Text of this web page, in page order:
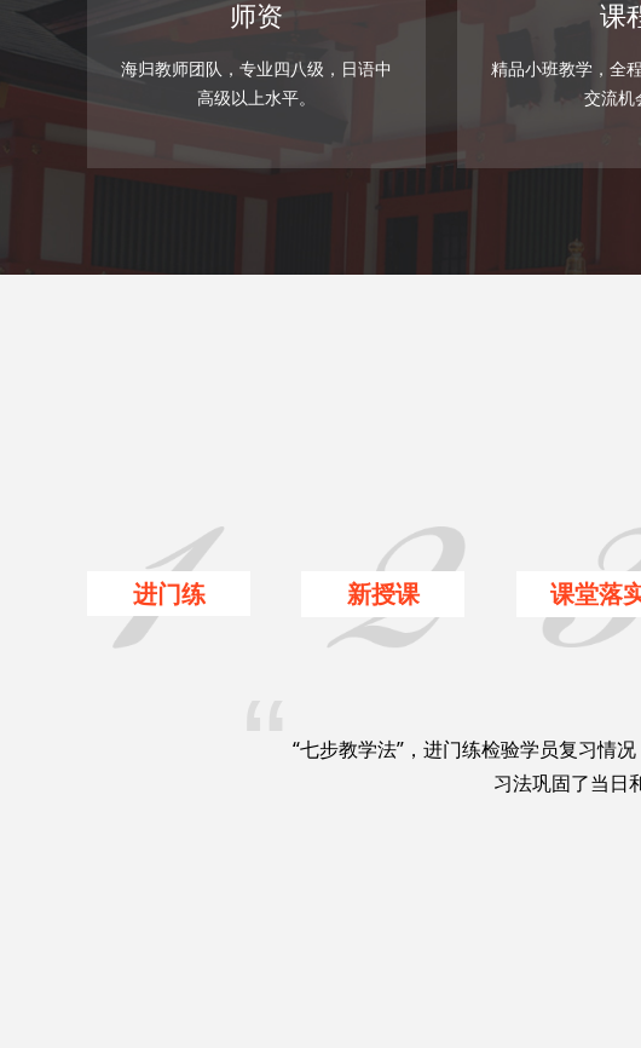
课
精品小班教学，全
交流机
师资
海归教师团队，专业四八级，日语中
高级以上水平。
课堂落
新授课
进门练
“七步教学法”，进门练检验学员复习情
习法巩固了当日